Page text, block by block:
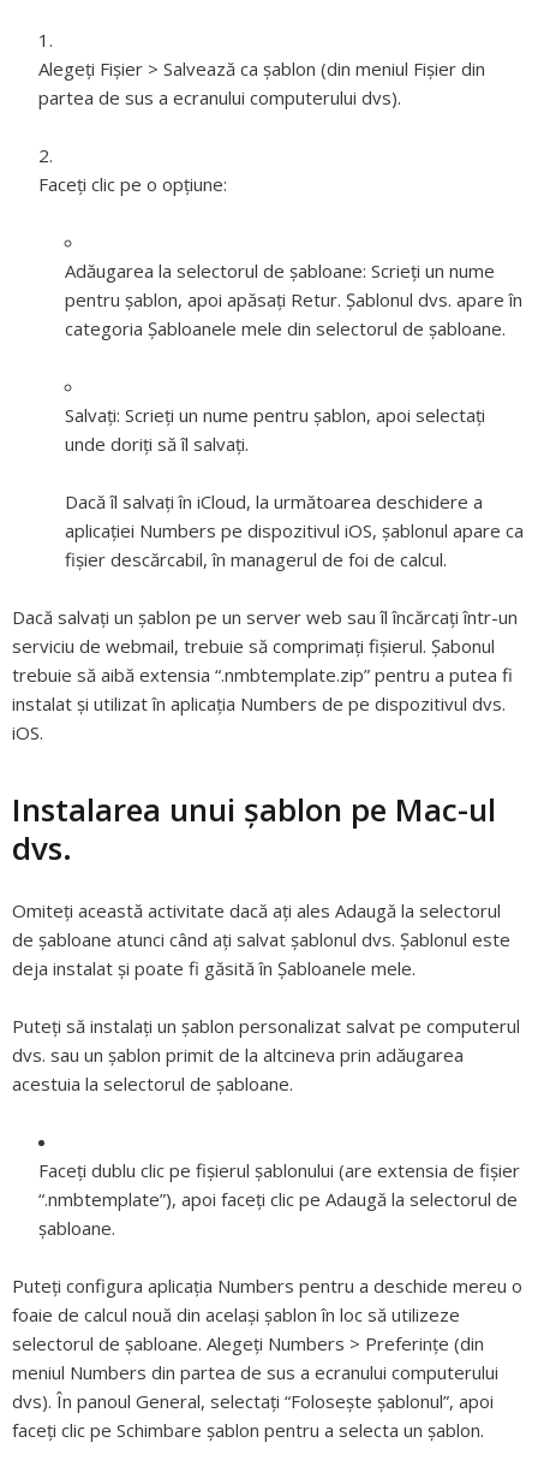
Alegeți Fișier > Salvează ca șablon (din meniul Fișier din
partea de sus a ecranului computerului dvs).
Faceți clic pe o opțiune:
Adăugarea la selectorul de șabloane: Scrieţi un nume
pentru şablon, apoi apăsaţi Retur. Şablonul dvs. apare în
categoria Şabloanele mele din selectorul de şabloane.
Salvați: Scrieţi un nume pentru şablon, apoi selectaţi
unde doriţi să îl salvaţi.
Dacă îl salvați în iCloud, la următoarea deschidere a
aplicației Numbers pe dispozitivul iOS, șablonul apare ca
fișier descărcabil, în managerul de foi de calcul.
Dacă salvați un șablon pe un server web sau îl încărcați într-un
serviciu de webmail, trebuie să comprimați fișierul. Șabonul
trebuie să aibă extensia “.nmbtemplate.zip” pentru a putea fi
instalat și utilizat în aplicația Numbers de pe dispozitivul dvs.
iOS.
Instalarea unui șablon pe Mac-ul
dvs.
Omiteți această activitate dacă ați ales Adaugă la selectorul
de șabloane atunci când ați salvat șablonul dvs. Șablonul este
deja instalat și poate fi găsită în Șabloanele mele.
Puteți să instalați un șablon personalizat salvat pe computerul
dvs. sau un șablon primit de la altcineva prin adăugarea
acestuia la selectorul de șabloane.
Faceți dublu clic pe fișierul șablonului (are extensia de fișier
“.nmbtemplate”), apoi faceți clic pe Adaugă la selectorul de
șabloane.
Puteți configura aplicația Numbers pentru a deschide mereu o
foaie de calcul nouă din același șablon în loc să utilizeze
selectorul de șabloane. Alegeți Numbers > Preferințe (din
meniul Numbers din partea de sus a ecranului computerului
dvs). În panoul General, selectați “Folosește șablonul”, apoi
faceți clic pe Schimbare șablon pentru a selecta un șablon.